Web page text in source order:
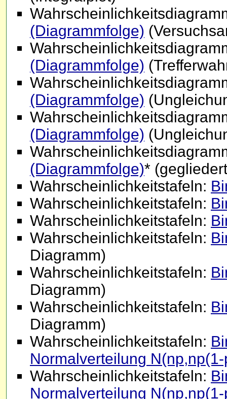
(Diagrammfolge)
(Diagrammfolge)
(Diagrammfolge)
(Diagrammfolge)
(Diagrammfolge)*
Wahrscheinlichkeitstafeln:
Wahrscheinlichkeitstafeln:
Wahrscheinlichkeitstafeln:
Wahrscheinlichkeitstafeln:
Diagramm)
Wahrscheinlichkeitstafeln:
Diagramm)
Wahrscheinlichkeitstafeln:
Diagramm)
Wahrscheinlichkeitstafeln:
Normalverteilung
Wahrscheinlichkeitstafeln:
Normalverteilung